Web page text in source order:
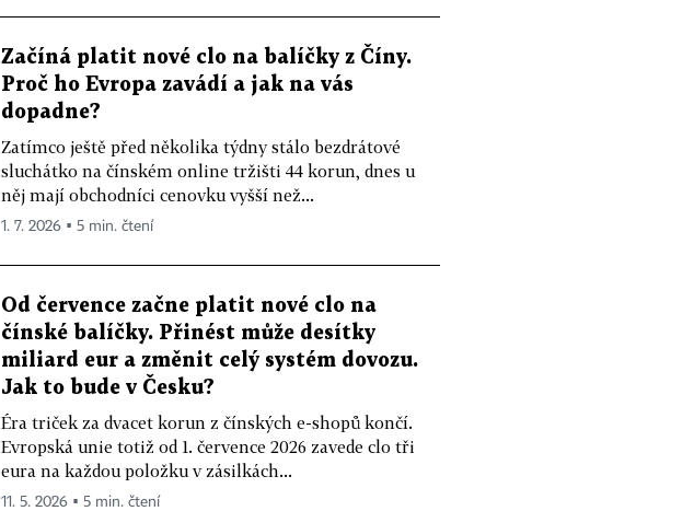
Začíná platit nové clo na balíčky z Číny.
Proč ho Evropa zavádí a jak na vás
dopadne?
Zatímco ještě před několika týdny stálo bezdrátové
sluchátko na čínském online tržišti 44 korun, dnes u
něj mají obchodníci cenovku vyšší než...
1. 7. 2026 ▪ 5 min. čtení
Od července začne platit nové clo na
čínské balíčky. Přinést může desítky
miliard eur a změnit celý systém dovozu.
Jak to bude v Česku?
Éra triček za dvacet korun z čínských e-shopů končí.
Evropská unie totiž od 1. července 2026 zavede clo tři
eura na každou položku v zásilkách...
11. 5. 2026 ▪ 5 min. čtení